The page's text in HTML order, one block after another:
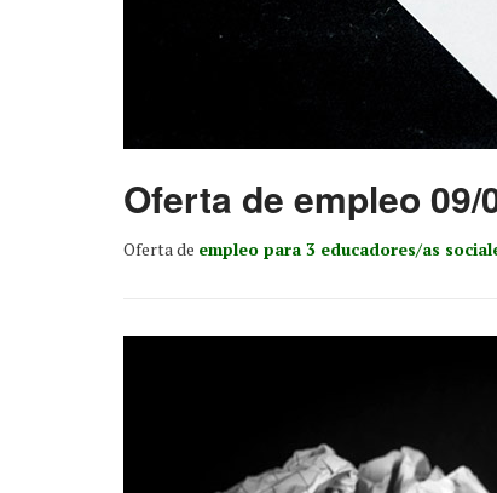
Oferta de empleo 09/
Oferta de empleo para 3 educadores/as